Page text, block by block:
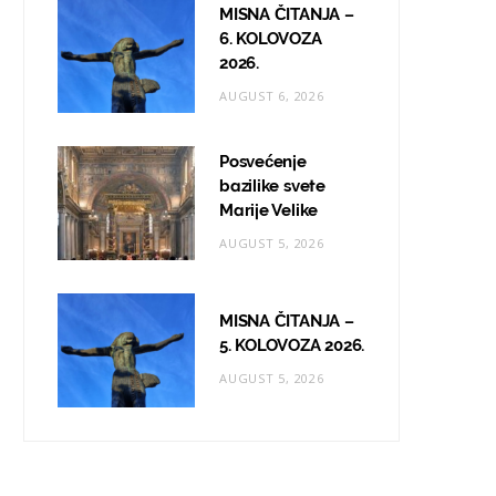
MISNA ČITANJA –
6. KOLOVOZA
2026.
AUGUST 6, 2026
Posvećenje
bazilike svete
Marije Velike
AUGUST 5, 2026
MISNA ČITANJA –
5. KOLOVOZA 2026.
AUGUST 5, 2026